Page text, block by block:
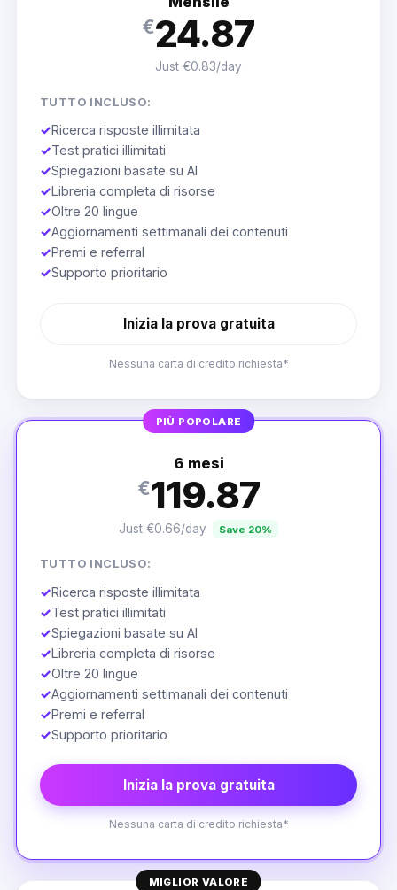
€24.87
Just €0.83/day
TUTTO INCLUSO:
✓Ricerca risposte illimitata
✓Test pratici illimitati
✓Spiegazioni basate su AI
✓Libreria completa di risorse
✓Oltre 20 lingue
✓Aggiornamenti settimanali dei contenuti
✓Premi e referral
✓Supporto prioritario
Inizia la prova gratuita
Nessuna carta di credito richiesta*
PIÙ POPOLARE
6 mesi
€119.87
Just €0.66/day Save 20%
TUTTO INCLUSO:
✓Ricerca risposte illimitata
✓Test pratici illimitati
✓Spiegazioni basate su AI
✓Libreria completa di risorse
✓Oltre 20 lingue
✓Aggiornamenti settimanali dei contenuti
✓Premi e referral
✓Supporto prioritario
Inizia la prova gratuita
Nessuna carta di credito richiesta*
MIGLIOR VALORE